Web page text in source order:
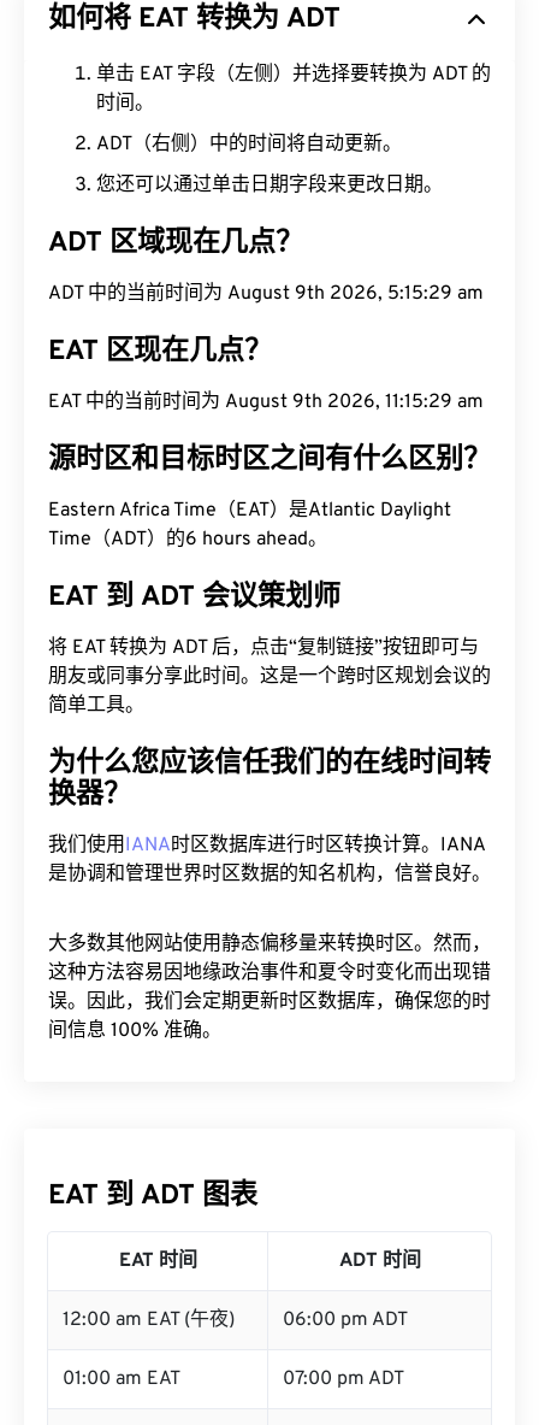
如何将 EAT 转换为 ADT
单击 EAT 字段（左侧）并选择要转换为 ADT 的
时间。
ADT（右侧）中的时间将自动更新。
您还可以通过单击日期字段来更改日期。
ADT 区域现在几点？
ADT 中的当前时间为 August 9th 2026, 5:15:30 am
EAT 区现在几点？
EAT 中的当前时间为 August 9th 2026, 11:15:30 am
源时区和目标时区之间有什么区别？
Eastern Africa Time（EAT）是Atlantic Daylight
Time（ADT）的6 hours ahead。
EAT 到 ADT 会议策划师
将 EAT 转换为 ADT 后，点击“复制链接”按钮即可与
朋友或同事分享此时间。这是一个跨时区规划会议的
简单工具。
为什么您应该信任我们的在线时间转
换器？
我们使用IANA时区数据库进行时区转换计算。IANA
是协调和管理世界时区数据的知名机构，信誉良好。
大多数其他网站使用静态偏移量来转换时区。然而，
这种方法容易因地缘政治事件和夏令时变化而出现错
误。因此，我们会定期更新时区数据库，确保您的时
间信息 100% 准确。
EAT 到 ADT 图表
EAT 时间 ADT 时间
12:00 am EAT (午夜) 06:00 pm ADT
01:00 am EAT 07:00 pm ADT